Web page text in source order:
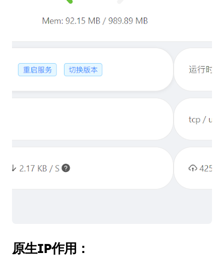
原生IP作用：